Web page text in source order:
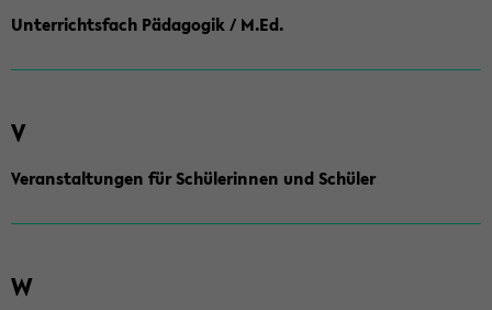
Unterrichtsfach Pädagogik / M.Ed.
V
Veranstaltungen für Schülerinnen und Schüler
W